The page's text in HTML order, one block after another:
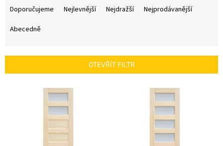
r
Doporučujeme Nejlevnější Nejdražší
Nejprodávanější
Abecedně
OTEVŘÍT FILTR